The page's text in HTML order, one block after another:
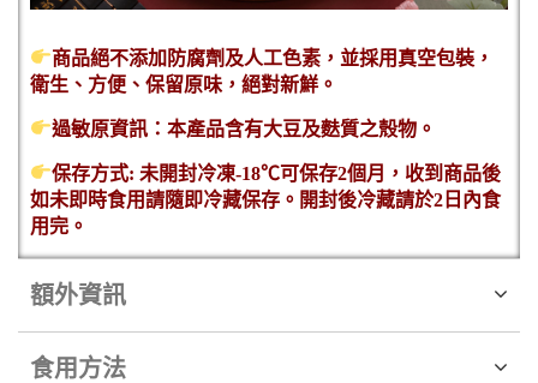
商品絕不添加防腐劑及人工色素，並採用真空包裝，
衛生、方便、保留原味，絕對新鮮。
過敏原資訊：本產品含有大豆及麩質之殼物。
保存方式: 未開封冷凍-18℃可保存2個月，收到商品後
如未即時食用請隨即冷藏保存。開封後冷藏請於2日內食
用完。
額外資訊
食用方法